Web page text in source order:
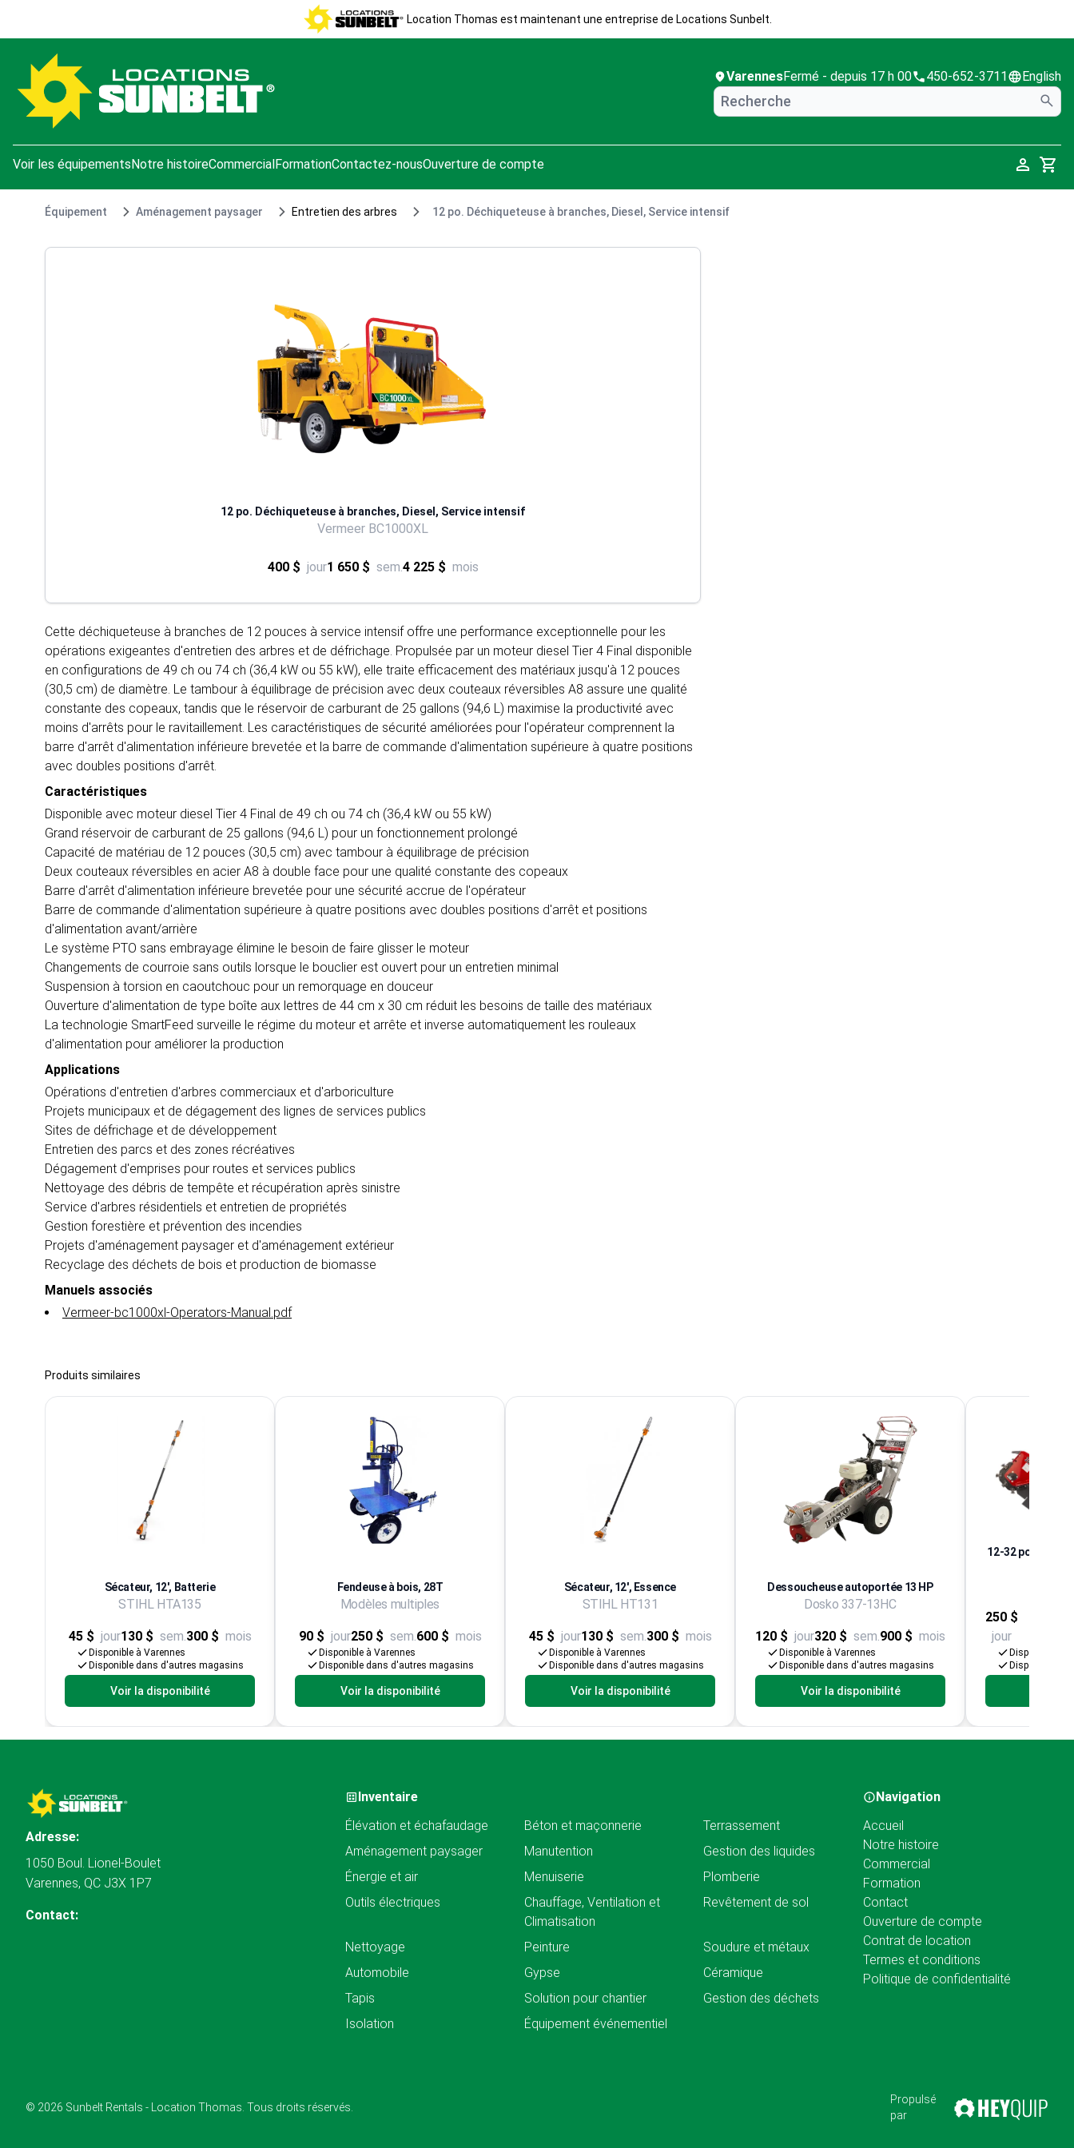
Location Thomas est maintenant une entreprise de Locations Sunbelt.
VarennesFermé - depuis 17 h 00 450-652-3711 English
Voir les équipements Notre histoireCommercial FormationContactez-nousOuverture de compte
Cart
Équipement Aménagement paysager Entretien des arbres 12 po. Déchiqueteuse à branches, Diesel, Service intensif
12 po. Déchiqueteuse à branches, Diesel, Service intensif
Vermeer BC1000XL
400 $ jour1 650 $ sem.4 225 $ mois
Cette déchiqueteuse à branches de 12 pouces à service intensif offre une performance exceptionnelle pour les
opérations exigeantes d'entretien des arbres et de défrichage. Propulsée par un moteur diesel Tier 4 Final disponible
en configurations de 49 ch ou 74 ch (36,4 kW ou 55 kW), elle traite efficacement des matériaux jusqu'à 12 pouces
(30,5 cm) de diamètre. Le tambour à équilibrage de précision avec deux couteaux réversibles A8 assure une qualité
constante des copeaux, tandis que le réservoir de carburant de 25 gallons (94,6 L) maximise la productivité avec
moins d'arrêts pour le ravitaillement. Les caractéristiques de sécurité améliorées pour l'opérateur comprennent la
barre d'arrêt d'alimentation inférieure brevetée et la barre de commande d'alimentation supérieure à quatre positions
avec doubles positions d'arrêt.
Caractéristiques
Disponible avec moteur diesel Tier 4 Final de 49 ch ou 74 ch (36,4 kW ou 55 kW)
Grand réservoir de carburant de 25 gallons (94,6 L) pour un fonctionnement prolongé
Capacité de matériau de 12 pouces (30,5 cm) avec tambour à équilibrage de précision
Deux couteaux réversibles en acier A8 à double face pour une qualité constante des copeaux
Barre d'arrêt d'alimentation inférieure brevetée pour une sécurité accrue de l'opérateur
Barre de commande d'alimentation supérieure à quatre positions avec doubles positions d'arrêt et positions
d'alimentation avant/arrière
Le système PTO sans embrayage élimine le besoin de faire glisser le moteur
Changements de courroie sans outils lorsque le bouclier est ouvert pour un entretien minimal
Suspension à torsion en caoutchouc pour un remorquage en douceur
Ouverture d'alimentation de type boîte aux lettres de 44 cm x 30 cm réduit les besoins de taille des matériaux
La technologie SmartFeed surveille le régime du moteur et arrête et inverse automatiquement les rouleaux
d'alimentation pour améliorer la production
Applications
Opérations d'entretien d'arbres commerciaux et d'arboriculture
Projets municipaux et de dégagement des lignes de services publics
Sites de défrichage et de développement
Entretien des parcs et des zones récréatives
Dégagement d'emprises pour routes et services publics
Nettoyage des débris de tempête et récupération après sinistre
Service d'arbres résidentiels et entretien de propriétés
Gestion forestière et prévention des incendies
Projets d'aménagement paysager et d'aménagement extérieur
Recyclage des déchets de bois et production de biomasse
Manuels associés
Vermeer-bc1000xl-Operators-Manual.pdf
Produits similaires
Sécateur, 12', Batterie
STIHL HTA135
45 $ jour130 $ sem.300 $ mois
Disponible à Varennes
Disponible dans d'autres magasins
Voir la disponibilité
Fendeuse à bois, 28T
Modèles multiples
90 $ jour250 $ sem.600 $ mois
Disponible à Varennes
Disponible dans d'autres magasins
Voir la disponibilité
Sécateur, 12', Essence
STIHL HT131
45 $ jour130 $ sem.300 $ mois
Disponible à Varennes
Disponible dans d'autres magasins
Voir la disponibilité
Dessoucheuse autoportée 13 HP
Dosko 337-13HC
120 $ jour320 $ sem.900 $ mois
Disponible à Varennes
Disponible dans d'autres magasins
Voir la disponibilité
12-32 po.
250 $
jour
Disponible à
Disponible
Adresse:
1050 Boul. Lionel-Boulet
Varennes, QC J3X 1P7
Contact:
Inventaire
Élévation et échafaudage
Béton et maçonnerie
Terrassement
Aménagement paysager
Manutention
Gestion des liquides
Énergie et air
Menuiserie
Plomberie
Outils électriques
Chauffage, Ventilation et
Climatisation
Revêtement de sol
Nettoyage Peinture
Soudure et métaux
Automobile
Gypse
Céramique
Tapis
Solution pour chantier
Gestion des déchets
Isolation
Équipement événementiel
Navigation
Accueil
Notre histoire
Commercial
Formation
Contact
Ouverture de compte
Contrat de location
Termes et conditions
Politique de confidentialité
© 2026 Sunbelt Rentals - Location Thomas. Tous droits réservés.
Propulsé
par